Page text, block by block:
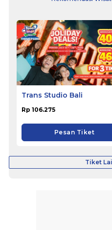
Trans Studio Bali
Rp 106.275
Pesan Tiket
Tiket